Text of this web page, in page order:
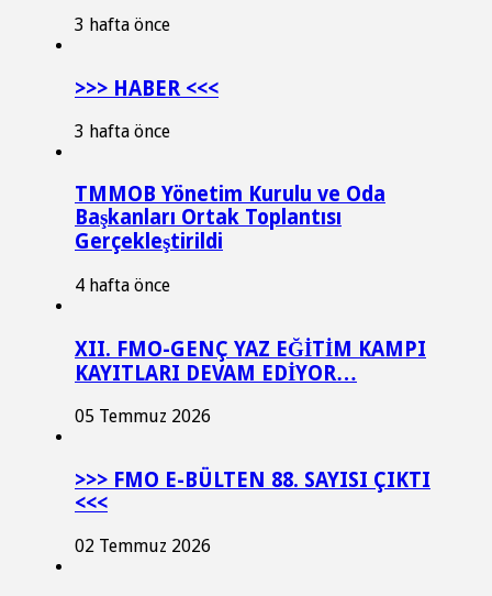
3 hafta önce
>>> HABER <<<
3 hafta önce
TMMOB Yönetim Kurulu ve Oda
Başkanları Ortak Toplantısı
Gerçekleştirildi
4 hafta önce
XII. FMO-GENÇ YAZ EĞİTİM KAMPI
KAYITLARI DEVAM EDİYOR…
05 Temmuz 2026
>>> FMO E-BÜLTEN 88. SAYISI ÇIKTI
<<<
02 Temmuz 2026